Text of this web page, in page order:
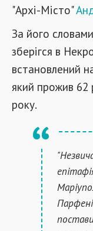
"Архі-Місто"
За його
зберігся в
встановлений
який прожив 62
року.